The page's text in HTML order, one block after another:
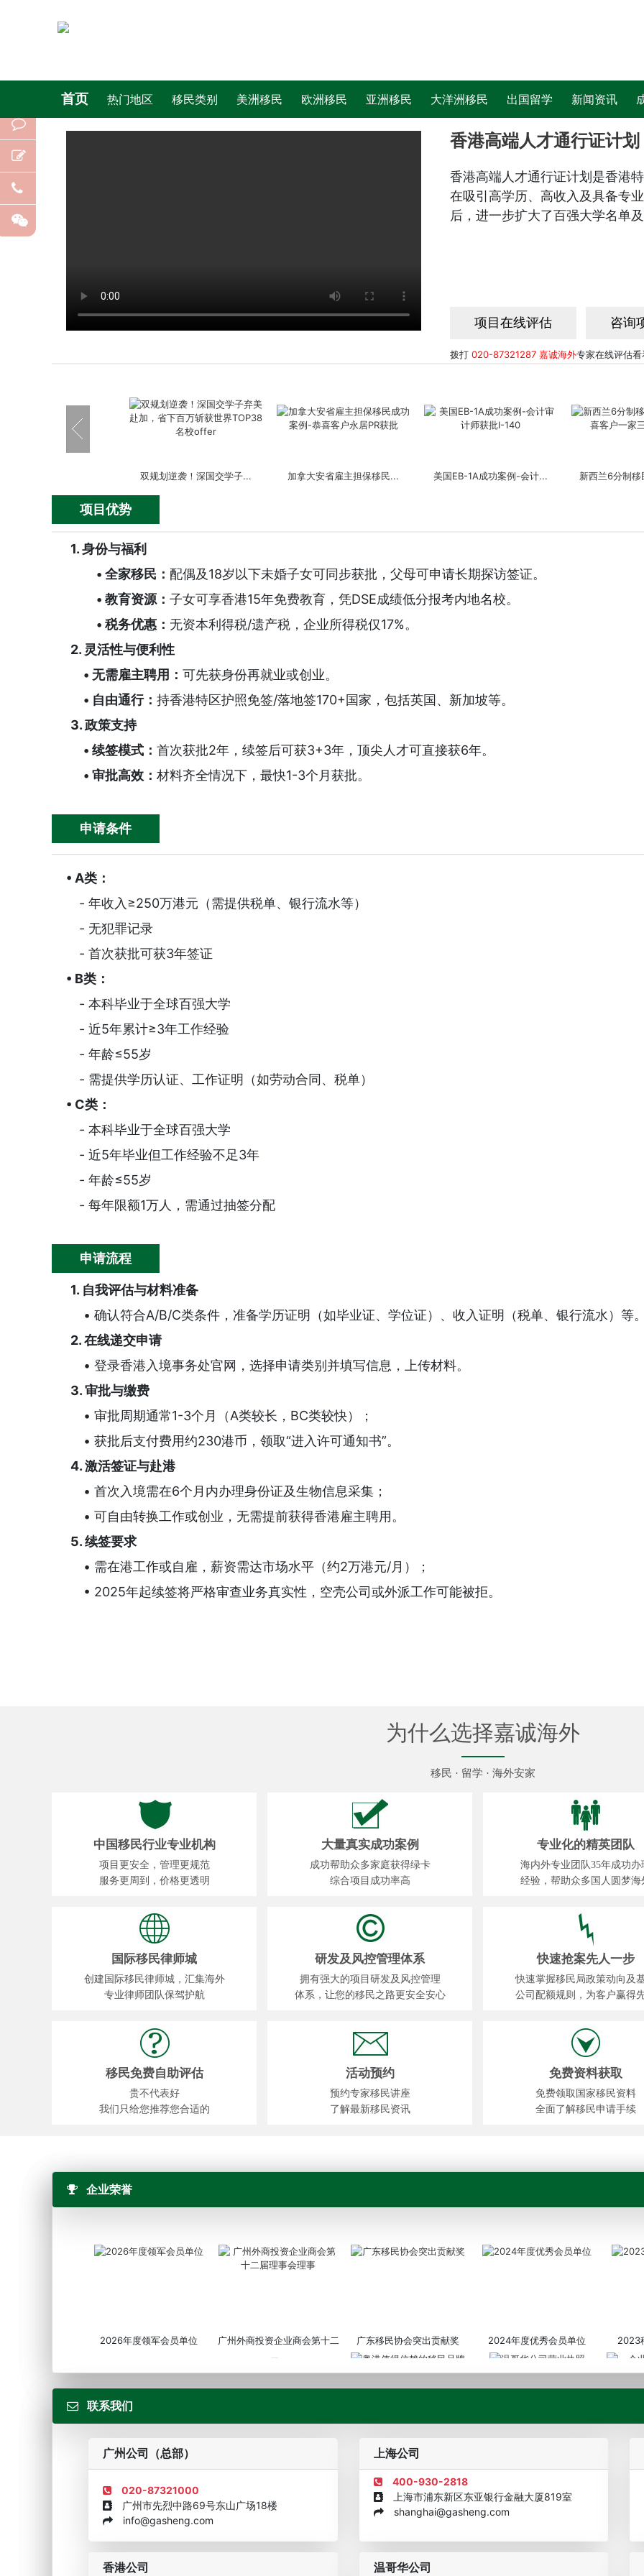
首页 热门地区 移民类别 美洲移民 欧洲移民 亚洲移民 大洋洲移民 出国留学 新闻资讯
香港高端人才通行证计划
香港高端人才通行证计划是香港
在吸引高学历、高收入及具备专
后，进一步扩大了百强大学名单
项目在线评估 咨询
拨打 020-87321287 嘉诚海外专家在线评估
双规划逆袭！深国交学子... 加拿大安省雇主担保移民... 美国EB-1A成功案例-会计... 新西兰6分制
英国签证成功案例-嘉诚助... 美国EB-5投资移民成功案... 美国新政EB-5移民成功案...
马耳他永居成功案例-恭喜... 澳洲190技术移民成功案例...
项目优势
1.身份与福利
• 全家移民： 配偶及18岁以下未婚子女可同步获批，父母可申请长期探访签证。
• 教育资源： 子女可享香港15年免费教育，凭DSE成绩低分报考内地名校。
• 税务优惠： 无资本利得税/遗产税，企业所得税仅17%。
2. 灵活性与便利性
• 无需雇主聘用： 可先获身份再就业或创业。
• 自由通行： 持香港特区护照免签/落地签170+国家，包括英国、新加坡等。
3. 政策支持
• 续签模式： 首次获批2年，续签后可获3+3年，顶尖人才可直接获6年。
• 审批高效： 材料齐全情况下，最快1-3个月获批。
申请条件
• A类：
- 年收入≥250万港元（需提供税单、银行流水等）
- 无犯罪记录
- 首次获批可获3年签证
• B类：
- 本科毕业于全球百强大学
- 近5年累计≥3年工作经验
- 年龄≤55岁
- 需提供学历认证、工作证明（如劳动合同、税单）
• C类：
- 本科毕业于全球百强大学
- 近5年毕业但工作经验不足3年
- 年龄≤55岁
- 每年限额1万人，需通过抽签分配
申请流程
1. 自我评估与材料准备
• 确认符合A/B/C类条件，准备学历证明（如毕业证、学位证）、收入证明（税单、银行流水）等
2. 在线递交申请
• 登录香港入境事务处官网，选择申请类别并填写信息，上传材料。
3. 审批与缴费
• 审批周期通常1-3个月（A类较长，BC类较快）；
• 获批后支付费用约230港币，领取“进入许可通知书”。
4. 激活签证与赴港
• 首次入境需在6个月内办理身份证及生物信息采集；
• 可自由转换工作或创业，无需提前获得香港雇主聘用。
5. 续签要求
• 需在港工作或自雇，薪资需达市场水平（约2万港元/月）；
• 2025年起续签将严格审查业务真实性，空壳公司或外派工作可能被拒。
为什么选择嘉诚海外
移民 · 留学 · 海外安家
中国移民行业专业机构
项目更安全，管理更规范
服务更周到，价格更透明
大量真实成功案例
成功帮助众多家庭获得绿卡
综合项目成功率高
专业化的精英团队
海内外专业团队35年成功办
经验，帮助众多国人圆梦海
国际移民律师城
创建国际移民律师城，汇集海外
专业律师团队保驾护航
研发及风控管理体系
拥有强大的项目研发及风控管理
体系，让您的移民之路更安全安心
快速抢案先人一步
快速掌握移民局政策动向及
公司配额规则，为客户赢得
移民免费自助评估
贵不代表好
我们只给您推荐您合适的
活动预约
预约专家移民讲座
了解最新移民资讯
免费资料获取
免费领取国家移民资料
全面了解移民申请手续
企业荣誉
2026年度领军会员单位
广州外商投资企业商会第十二
届...
广东移民协会突出贡献奖 2024年度优秀会员单位 2023
粤港值得信赖的移民品牌
企业诚信AAAAA奖牌2015 欧美澳最具价值品牌移民机构 欧美澳年度表现移民团队 美国投资移民中介机构30强
联系我们
广州公司（总部）
020-87321000
广州市先烈中路69号东山广场18楼
info@gasheng.com
上海公司
400-930-2818
上海市浦东新区东亚银行金融大厦819室
shanghai@gasheng.com
香港公司 温哥华公司